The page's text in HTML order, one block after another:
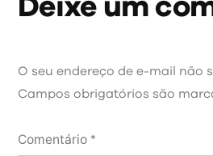
Deixe um
O seu endereço de e-mail não
Campos obrigatórios são
Comentário *